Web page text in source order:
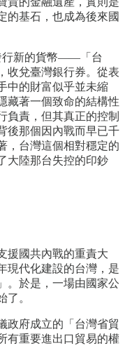
的基石，也成為後來國
行新的貨幣——「台
收兌臺灣銀行券。從表
中的財富似乎並未縮
藏著一個致命的結構性
負責，但其真正的控制
後那個因內戰而早已千
，台灣這個相對穩定的
大陸那台失控的印鈔
援國共內戰的重責大
現代化建設的台灣，是
。於是，一場由國家公
了。
政府成立的「台灣省貿
有重要進出口貿易的權